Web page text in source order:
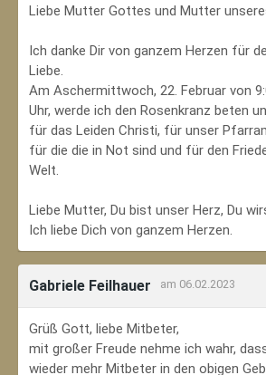
Liebe Mutter Gottes und Mutter
Ich danke Dir von ganzem Herzen für
Liebe.
Am Aschermittwoch, 22. Februar von
Uhr, werde ich den Rosenkranz beten
für das Leiden Christi, für unser
für die die in Not sind und für den
Welt.
Liebe Mutter, Du bist unser Herz, Du
Ich liebe Dich von ganzem Herzen.
Gabriele Feilhauer am 06.02.2023
Grüß Gott, liebe Mitbeter,
mit großer Freude nehme ich wahr,
wieder mehr Mitbeter in den obigen